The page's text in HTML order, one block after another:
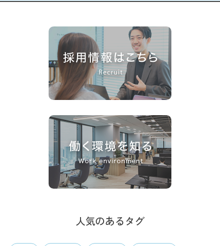
人気のあるタグ